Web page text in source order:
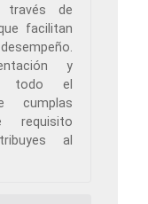
de
facilitan
y
todo el
cumplas
requisito
al